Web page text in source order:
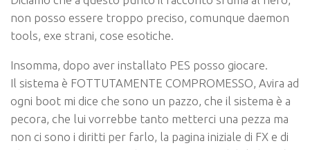
non posso essere troppo preciso, comunque daemon
tools, exe strani, cose esotiche.
Insomma, dopo aver installato PES posso giocare.
Il sistema è FOTTUTAMENTE COMPROMESSO , Avira ad
ogni boot mi dice che sono un pazzo, che il sistema è a
pecora, che lui vorrebbe tanto metterci una pezza ma
non ci sono i diritti per farlo, la pagina iniziale di FX e di